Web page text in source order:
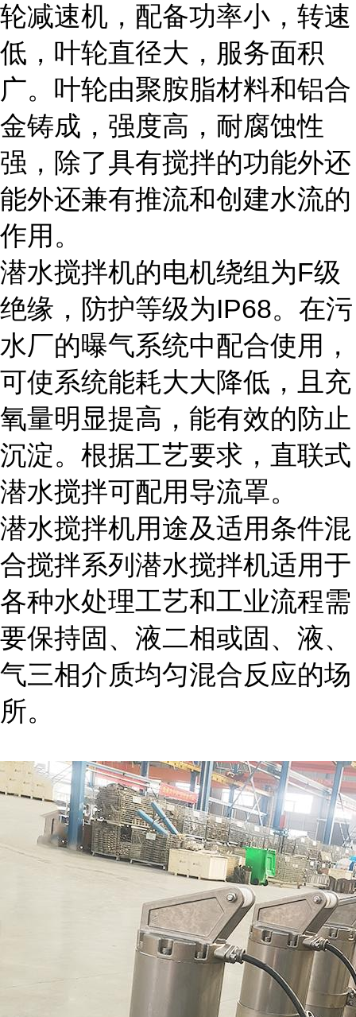
轮减速机，配备功率小，转速
低，叶轮直径大，服务面积
广。叶轮由聚胺脂材料和铝合
金铸成，强度高，耐腐蚀性
强，除了具有搅拌的功能外还
能外还兼有推流和创建水流的
作用。
潜水搅拌机的电机绕组为F级
绝缘，防护等级为IP68。在污
水厂的曝气系统中配合使用，
可使系统能耗大大降低，且充
氧量明显提高，能有效的防止
沉淀。根据工艺要求，直联式
潜水搅拌可配用导流罩。
潜水搅拌机用途及适用条件混
合搅拌系列潜水搅拌机适用于
各种水处理工艺和工业流程需
要保持固、液二相或固、液、
气三相介质均匀混合反应的场
所。